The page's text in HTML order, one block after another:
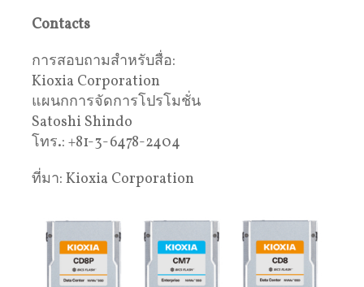
Contacts
การสอบถามสำหรับสื่อ:
Kioxia Corporation
แผนกการจัดการโปรโมชั่น
Satoshi Shindo
โทร.: +81-3-6478-2404
ที่มา: Kioxia Corporation